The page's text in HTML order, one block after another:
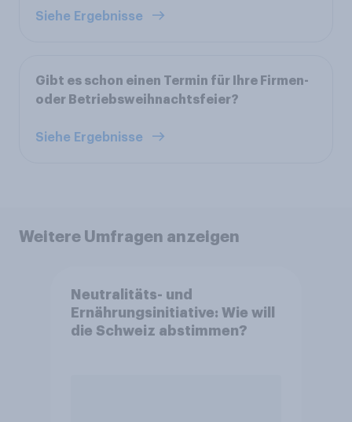
Siehe Ergebnisse
Gibt es schon einen Termin für Ihre Firmen-
oder Betriebsweihnachtsfeier?
Siehe Ergebnisse
Weitere Umfragen anzeigen
Neutralitäts- und
Ernährungsinitiative: Wie will
die Schweiz abstimmen?